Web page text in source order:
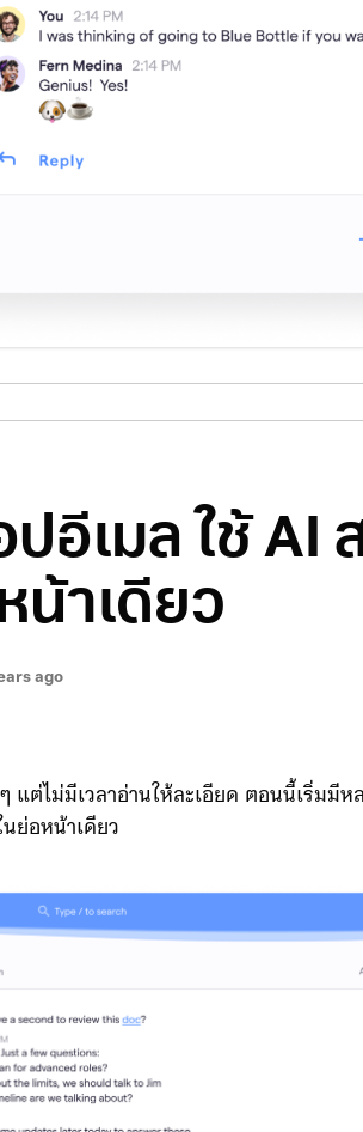
อีเมล ใช้ AI
น้าเดียว
ago
แต่ไม่มีเวลาอ่านให้ละเอียด ตอนนี้เริ่มมีห
ย่อหน้าเดียว